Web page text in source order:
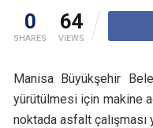
0
SHARES
64
VIEWS
Manisa Büyükşehir
yürütülmesi için makine
noktada asfalt çalışması